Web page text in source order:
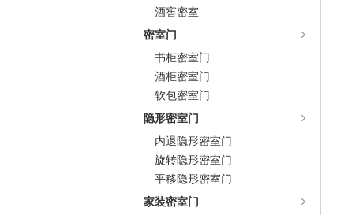
酒窖密室
密室门
书柜密室门
酒柜密室门
软包密室门
隐形密室门
内退隐形密室门
旋转隐形密室门
平移隐形密室门
家装密室门